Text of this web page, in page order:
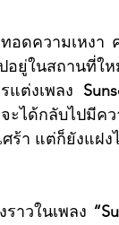
อดความเหงา
ปอยู่ในสถานที่ใ
แต่งเพลง
ะได้กลับไปมีค
ศร้า แต่ก็ยังแฝ
ราวในเพลง